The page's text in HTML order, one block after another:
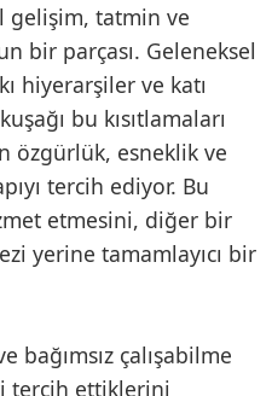
gelişim, tatmin ve
bir parçası. Geleneksel
hiyerarşiler ve katı
bu kısıtlamaları
özgürlük, esneklik ve
tercih ediyor. Bu
etmesini, diğer bir
yerine tamamlayıcı bir
bağımsız çalışabilme
tercih ettiklerini